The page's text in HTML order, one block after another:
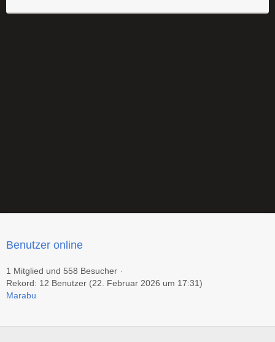
Benutzer online
1 Mitglied und 558 Besucher
Rekord: 12 Benutzer (22. Februar 2026 um 17:31)
Marabu